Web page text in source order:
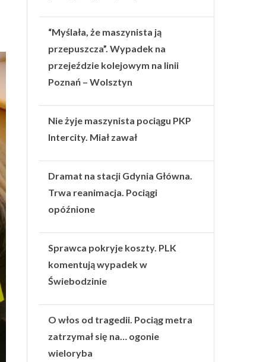
“Myślała, że maszynista ją
przepuszcza”. Wypadek na
przejeździe kolejowym na linii
Poznań – Wolsztyn
Nie żyje maszynista pociągu PKP
Intercity. Miał zawał
Dramat na stacji Gdynia Główna.
Trwa reanimacja. Pociągi
opóźnione
Sprawca pokryje koszty. PLK
komentują wypadek w
Świebodzinie
O włos od tragedii. Pociąg metra
zatrzymał się na… ogonie
wieloryba